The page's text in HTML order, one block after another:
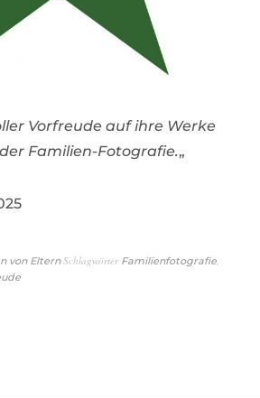
Vorfreude auf ihre Werke
Familien-Fotografie.„
von Eltern Schlagwörter Familienfotografie